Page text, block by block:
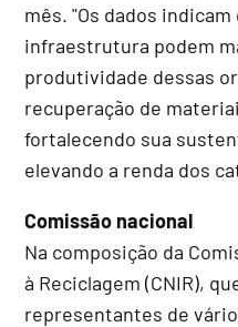
mês. "Os dados
infraestrutura podem
produtividade dessas
recuperação de
fortalecendo sua
elevando a renda dos
Comissão nacional
Na composição da
à Reciclagem (CNIR),
representantes de